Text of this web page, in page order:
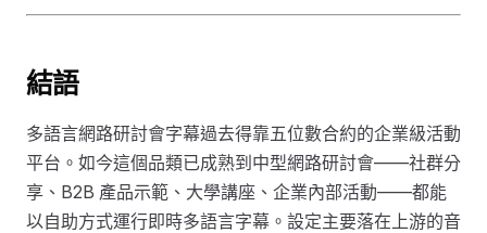
結語
多語言網路研討會字幕過去得靠五位數合約的企業級活動
平台。如今這個品類已成熟到中型網路研討會——社群分
享、B2B 產品示範、大學講座、企業內部活動——都能
以自助方式運行即時多語言字幕。設定主要落在上游的音